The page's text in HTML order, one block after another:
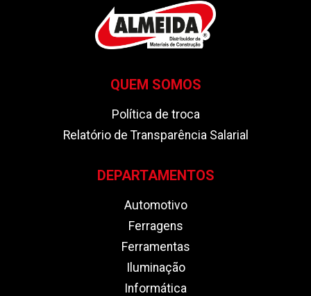
QUEM SOMOS
Política de troca
Relatório de Transparência Salarial
DEPARTAMENTOS
Automotivo
Ferragens
Ferramentas
Iluminação
Informática